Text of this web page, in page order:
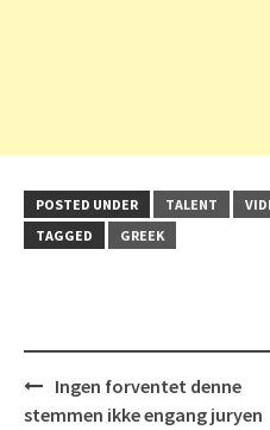
POSTED UNDER TALENT
TAGGED
GREEK
Post
navigation
Ingen forventet denne
stemmen ikke engang juryen